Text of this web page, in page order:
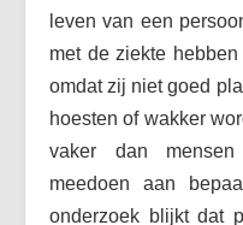
leven van een
met de ziekte
omdat zij niet goed
hoesten of wakker
vaker dan
meedoen aan
onderzoek blijkt dat